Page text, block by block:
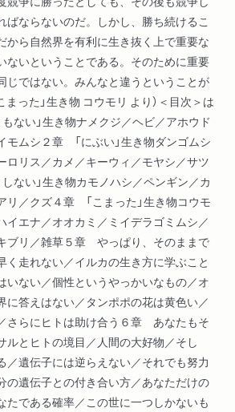
ばならないのだ。しかし、勝ち続けるこ
から自然界を有利に生き抜く上で重要な
ないということである。そのために重要
じではない。みんなと違うということが
まった」生き物 コウモリ より）＜目次＞は
ない」生き物ナメクジ／ヘビ／アホウド
モムシ２章 「にぶい」生き物ダンゴムシ
ロリス／カメ／キーウィ／モヤシ／サツ
ない」生き物カモノハシ／ペンギン／カ
リ／クズ４章 「こまった」生き物コウモ
イエナ／オオカミ／ミイデラゴミムシ／
ブリ／雑草５章 やっぱり、そのままで
く走れない／イルカの生き方に学ぶこと
いない／個性というやっかいなもの／オ
に答えはない／タンポポの花は黄色い／
さらにヒトは助け合う６章 あなたもそ
ルとヒトの境目／人間の大好物／そし
／遺伝子には逆らえない／それでも努力
の遺伝子との付き合い方／あなただけの
たである確率／この世に一つしかないも